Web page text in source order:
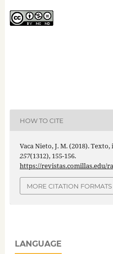
HOW TO CITE
Vaca Nieto, J. M. (2018).
257(1312), 155-156.
https://revistas.comillas.edu/
MORE CITATION FORMATS
LANGUAGE